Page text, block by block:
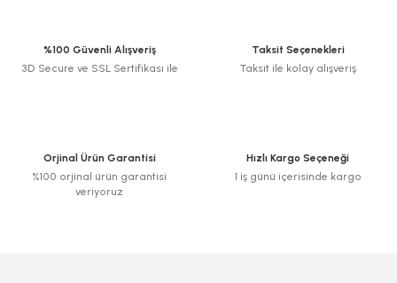
Ürün resmi kalitesiz, bozuk veya görüntülenemiyor.
Bu ürüne benzer farklı alternatifler olmalı.
%100 Güvenli Alışveriş
3D Secure ve SSL Sertifikası ile
Taksit Seçenekleri
Taksit ile kolay alışveriş
Orjinal Ürün Garantisi
%100 orjinal ürün garantisi
veriyoruz
Hızlı Kargo Seçeneği
1 iş günü içerisinde kargo